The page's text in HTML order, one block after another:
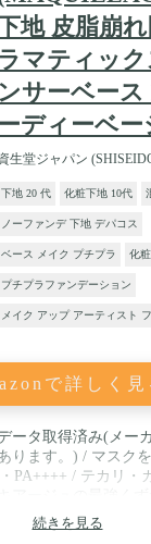
地 皮脂崩
ラマティッ
ンサーベース
ーディーベー
生堂ジャパン
下地 20 代 化粧下地 10代
ノーファンデ 下地 デパコス
ベース メイク プチプラ 化
プチプラファンデーション
メイク アップ アーティスト
で詳しく見
ータ取得済み(メー
ります。) / マスク
PA++++ / テカリ・
う「うるさらセンサ
て、コートという面
続きを見る